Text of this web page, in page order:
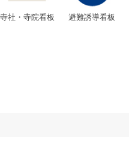
寺社・寺院看板 避難誘導看板